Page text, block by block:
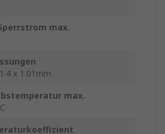
max.
x 1.01mm
max.